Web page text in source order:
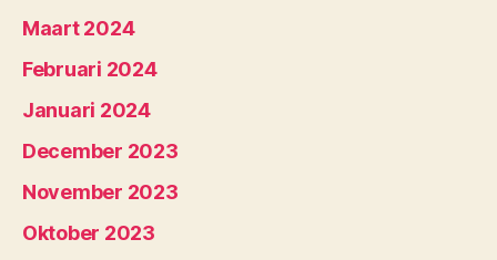
Maart 2024
Februari 2024
Januari 2024
December 2023
November 2023
Oktober 2023